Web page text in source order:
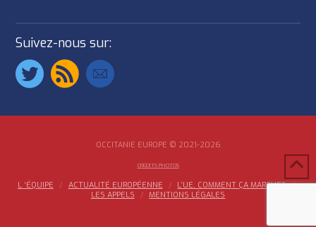
Suivez-nous sur:
OCCITANIE EUROPE © 2021-2026
CRÉDITS PHOTOS
L ‘ÉQUIPE ACTUALITÉ EUROPÉENNE
L’UE, COMMENT ÇA MARCHE?
LES APPELS
MENTIONS LÉGALES